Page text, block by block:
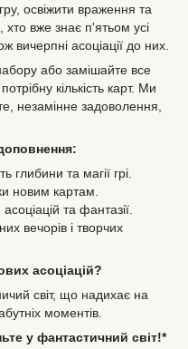
освіжити враження та
хто вже знає п'ятьом усі
вичерпні асоціації до них.
або замішайте все
кількість карт. Ми
незамінне задоволення,
глибини та магії грі.
новим картам.
та фантазії.
вечорів і творчих
асоціацій?
світ, що надихає на
моментів.
у фантастичний світ!*